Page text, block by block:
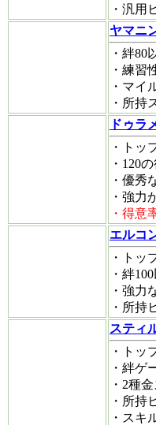
・汎用
ヤマニ
・絆80
・練習
・マイ
・所持
ドゥラ
・トッ
・120
・優秀
・強力
・得意
エルコ
・トッ
・絆
・強力
・所持
スティ
・トッ
・絆ゲ
・2種
・所持
・スキ